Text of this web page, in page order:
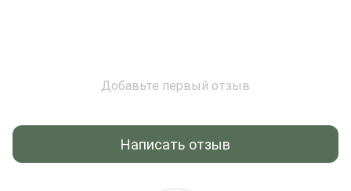
Добавьте первый отзыв
Написать отзыв